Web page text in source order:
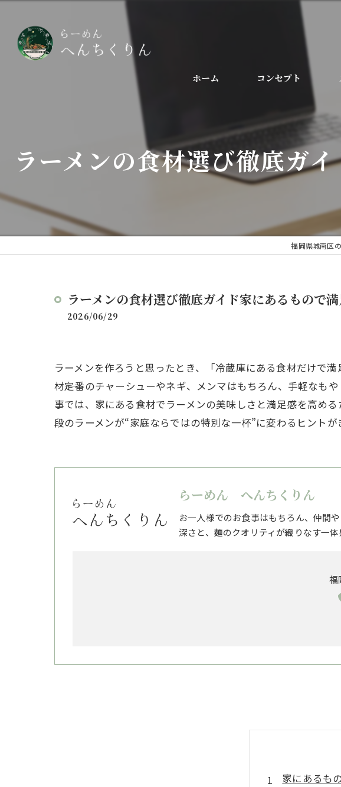
ホーム コンセプト
ラーメンの食材選び徹底ガ
福岡県城南区
ラーメンの食材選び徹底ガイド家にあるもので
2026/06/29
ラーメンを作ろうと思ったとき、「冷蔵庫にある食材だけで
材――定番のチャーシューやネギ、メンマはもちろん、手軽な
事では、家にある食材でラーメンの美味しさと満足感を高め
段のラーメンが“家庭ならではの特別な一杯”に変わるヒントが
らーめん へんちくりん
お一人様でのお食事はもちろん、仲間
深さと、麺のクオリティが織りなす一
福
家にあるも